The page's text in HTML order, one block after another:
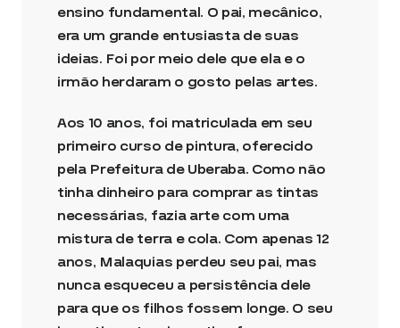
ensino fundamental. O pai, mecânico,
era um grande entusiasta de suas
ideias. Foi por meio dele que ela e o
irmão herdaram o gosto pelas artes.
Aos 10 anos, foi matriculada em seu
primeiro curso de pintura, oferecido
pela Prefeitura de Uberaba. Como não
tinha dinheiro para comprar as tintas
necessárias, fazia arte com uma
mistura de terra e cola. Com apenas 12
anos, Malaquias perdeu seu pai, mas
nunca esqueceu a persistência dele
para que os filhos fossem longe. O seu